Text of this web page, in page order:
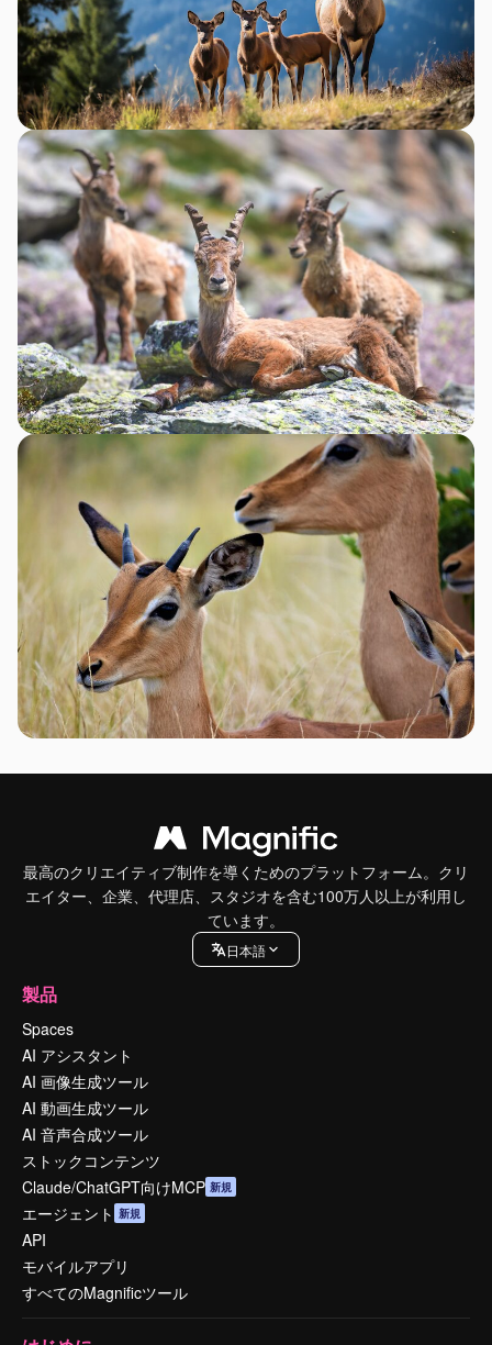
最高のクリエイティブ制作を導くためのプラットフォーム。クリ
エイター、企業、代理店、スタジオを含む100万人以上が利用し
ています。
日本語
製品
Spaces
AI アシスタント
AI 画像生成ツール
AI 動画生成ツール
AI 音声合成ツール
ストックコンテンツ
Claude/ChatGPT向けMCP 新規
エージェント 新規
API
モバイルアプリ
すべてのMagnificツール